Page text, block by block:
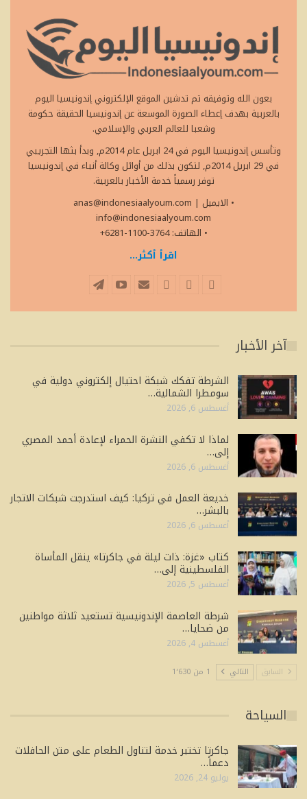
بعون الله وتوفيقه تم تدشين الموقع الإلكتروني إندونيسيا اليوم
بالعربية بهدف إعطاء الصورة الموسعة عن إندونيسيا الحقيقة حكومة
وشعبا للعالم العربي والإسلامي.
وتأسس إندونيسيا اليوم في 24 ابريل عام 2014م, وبدأ بثها التجريبي
في 29 ابريل 2014م, لتكون بذلك من أوائل وكالة أنباء في إندونيسيا
توفر رسمياً خدمة الأخبار بالعربية.
• الايميل
anas@indonesiaalyoum.com |
info@indonesiaalyoum.com
• الهاتف: 3764-1100-6281+
اقرأ أكثر...
آخر الأخبار
الشرطة تفكك شبكة احتيال إلكتروني دولية في
سومطرا الشمالية…
أغسطس 6, 2026
لماذا لا تكفي النشرة الحمراء لإعادة أحمد المصري
إلى…
أغسطس 6, 2026
خديعة العمل في تركيا: كيف استدرجت شبكات الاتجار
بالبشر…
أغسطس 6, 2026
كتاب «غزة: ذات ليلة في جاكرتا» ينقل المأساة
الفلسطينية إلى…
أغسطس 5, 2026
شرطة العاصمة الإندونيسية تستعيد ثلاثة مواطنين
من ضحايا…
أغسطس 4, 2026
السابق التالي 1 من 1٬630
السياحة
جاكرتا تختبر خدمة لتناول الطعام على متن الحافلات
دعماً…
يوليو 24, 2026